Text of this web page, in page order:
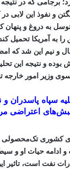
برجامی که در
و نفوذ این لابی
به دروغ و پنهان
به آمریکا تحمیل
و نیم این شد که
بوده و نتیجه این
وزیر امور
سپاه پاسدران و
اعتراضى
کشوری تک‌محصولی
ادامه حیات او و
نفت است، تاثیر